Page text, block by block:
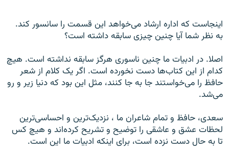
اینجاست که اداره ارشاد می‌خواهد این قسمت را سانسور کند.
به نظر شما آیا چنین چیزی سابقه داشته است؟
اصلا. در ادبیات ما چنین ناسوری هرگز سابقه نداشته است. هیچ
کدام از این کتاب‌ها دست نخورده است. اگر یک کلام از شعر
حافظ را می‌خواستند جا به جا کنند، مثل این بود که دنیا زیر و رو
می‌شد.
سعدی، حافظ و تمام شاعران ما ، نزدیک‌ترین و احساسی‌ترین
لحظات عشق و عاشقی را توضیح و تشریح کرده‌اند و هیچ کس
تا به حال دست نزده است، برای اینکه ادبیات ما این است.